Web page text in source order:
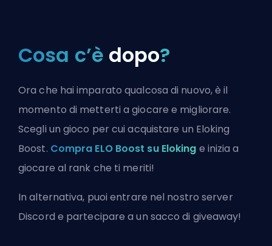
Cosa c’è dopo?
Ora che hai imparato qualcosa di nuovo, è il
momento di metterti a giocare e migliorare.
Scegli un gioco per cui acquistare un Eloking
Boost. Compra ELO Boost su Eloking e inizia a
giocare al rank che ti meriti!
In alternativa, puoientrare nel nostro server
Discord e partecipare a un sacco di giveaway!